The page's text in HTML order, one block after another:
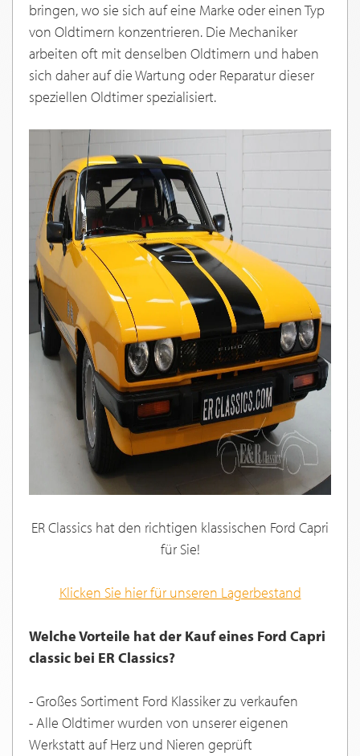
bringen, wo sie sich auf eine Marke oder einen Typ
von Oldtimern konzentrieren. Die Mechaniker
arbeiten oft mit denselben Oldtimern und haben
sich daher auf die Wartung oder Reparatur dieser
speziellen Oldtimer spezialisiert.
ER Classics hat den richtigen klassischen Ford Capri
für Sie!
Klicken Sie hier für unseren Lagerbestand
Welche Vorteile hat der Kauf eines Ford Capri
classic bei ER Classics?
- Großes Sortiment Ford Klassiker zu verkaufen
- Alle Oldtimer wurden von unserer eigenen
Werkstatt auf Herz und Nieren geprüft